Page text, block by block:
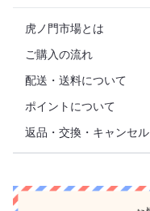
虎ノ門市場とは
ご購入の流れ
配送・送料について
ポイントについて
返品・交換・キャンセル